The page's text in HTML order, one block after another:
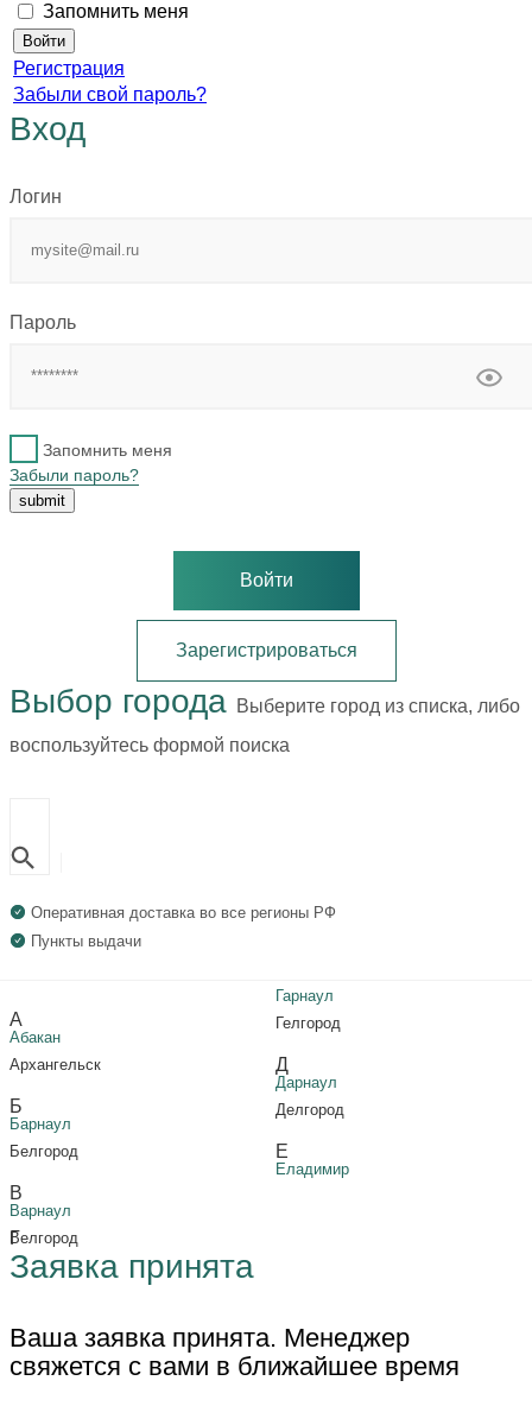
Запомнить меня
Регистрация
Забыли свой пароль?
Вход
Логин
Пароль
Запомнить меня
Забыли пароль?
Войти
Зарегистрироваться
Выбор города Выберите город из списка, либо
воспользуйтесь формой поиска
Оперативная доставка во все регионы РФ
Пункты выдачи
А
Абакан
Архангельск
Б
Барнаул
Белгород
В
Варнаул
Велгород
Г
Гарнаул
Гелгород
Д
Дарнаул
Делгород
Е
Еладимир
Заявка принята
Ваша заявка принята. Менеджер
свяжется с вами в ближайшее время